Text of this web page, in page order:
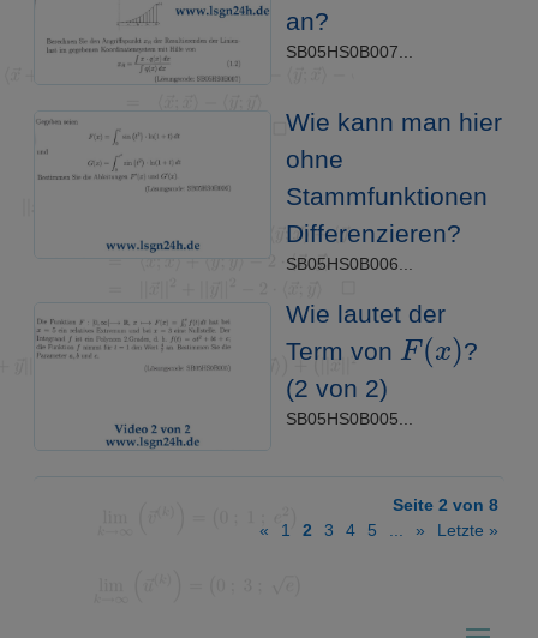
an?
SB05HS0B007...
Wie kann man hier
ohne
Stammfunktionen
Differenzieren?
SB05HS0B006...
Wie lautet der
Term von
F(x
?
(2 von 2)
SB05HS0B005...
Seite 2 von 8
«
1 2 3 4 5 ... » Letzte »